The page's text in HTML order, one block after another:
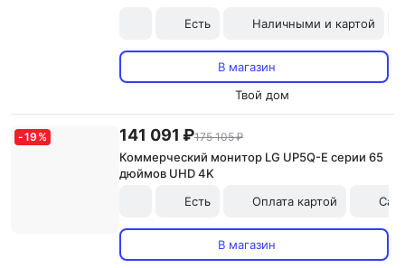
Есть Наличными и картой
В магазин
Твой дом
-19 % 141 091 ₽175 105 ₽
Коммерческий монитор LG UP5Q-E серии 65
дюймов UHD 4K
Есть
Оплата картой
В магазин